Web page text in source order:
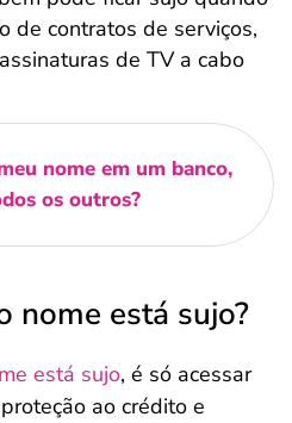
de contratos de serviços,
de TV a cabo
nome em um banco,
os outros?
nome está sujo?
está sujo, é só acessar
ao crédito e